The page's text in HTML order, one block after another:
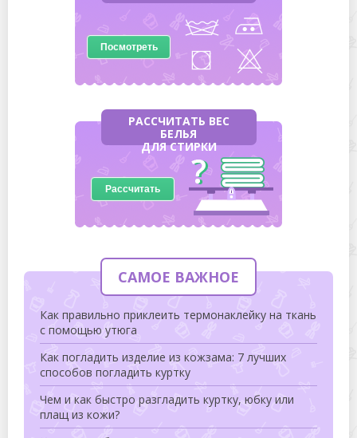
Посмотреть
РАССЧИТАТЬ ВЕС
БЕЛЬЯ
ДЛЯ СТИРКИ
Рассчитать
САМОЕ ВАЖНОЕ
Как правильно приклеить термонаклейку на ткань
с помощью утюга
Как погладить изделие из кожзама: 7 лучших
способов погладить куртку
Чем и как быстро разгладить куртку, юбку или
плащ из кожи?